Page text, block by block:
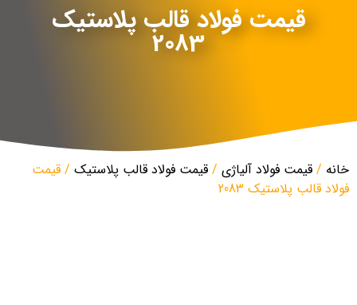
قیمت فولاد قالب پلاستیک
2083
خانه / قیمت فولاد آلیاژی / قیمت فولاد قالب پلاستیک / قیمت
فولاد قالب پلاستیک 2083